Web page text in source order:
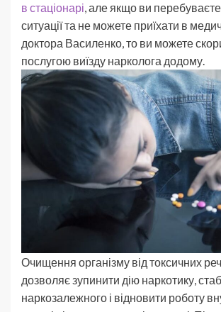
в стаціонарі, але якщо ви перебуваєте
ситуації та не можете приїхати в
доктора Василенко, то ви можете
послугою виїзду нарколога додому.
Очищення організму від токсичних
дозволяє зупинити дію наркотику,
наркозалежного і відновити роботу